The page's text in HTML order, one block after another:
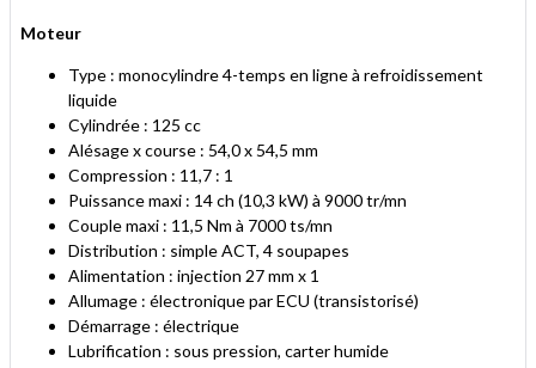
Moteur
Type : monocylindre 4-temps en ligne à refroidissement
liquide
Cylindrée : 125 cc
Alésage x course : 54,0 x 54,5 mm
Compression : 11,7 : 1
Puissance maxi : 14 ch (10,3 kW) à 9000 tr/mn
Couple maxi : 11,5 Nm à 7000 ts/mn
Distribution : simple ACT, 4 soupapes
Alimentation : injection 27 mm x 1
Allumage : électronique par ECU (transistorisé)
Démarrage : électrique
Lubrification : sous pression, carter humide